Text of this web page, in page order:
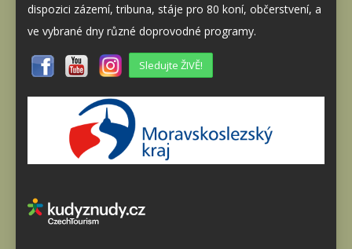
dispozici zázemí, tribuna, stáje pro 80 koní, občerstvení, a
ve vybrané dny různé doprovodné programy.
Sledujte ŽIVĚ!